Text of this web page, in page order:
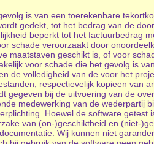
is van een toerekenbare
gedekt, tot het bedrag van de
beperkt tot het factuurbedrag
schade veroorzaakt door
maatstaven geschikt is, of voor
voor schade die het gevolg is
de volledigheid van de voor het
respectievelijk kopieen van
gegeven bij de uitvoering van de
medewerking van de wederpartij
Hoewel de software getest
van (on-)geschiktheid en (niet-
Wij kunnen niet